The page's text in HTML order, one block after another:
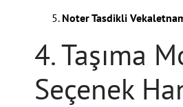
Noter Tasdikli
4. Taşıma
Seçenek